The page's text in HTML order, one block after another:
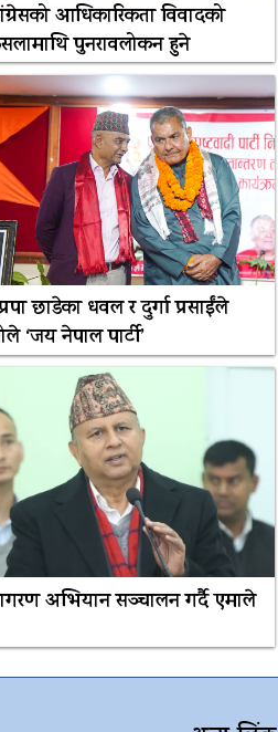
आधिकारिकता विवादको
पुनरावलोकन हुने
छाडेका धवल र दुर्गा प्रसाईंले
‘जय नेपाल पार्टी’
अभियान सञ्चालन गर्दै एमाले